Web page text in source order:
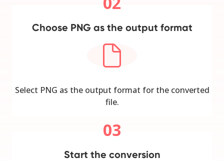
Choose PNG as the output format
Select PNG as the output format for the converted
file.
03
Start the conversion